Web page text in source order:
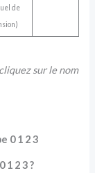
de
sur le nom
0 1 2 3
2 3 ?